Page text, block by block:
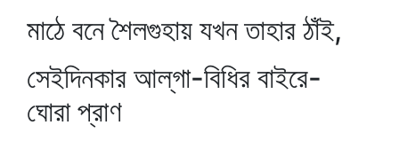
মাঠে বনে শৈলগুহায় যখন তাহার ঠাঁই,
সেইদিনকার আল্‌গা-বিধির বাইরে-
ঘোরা প্রাণ